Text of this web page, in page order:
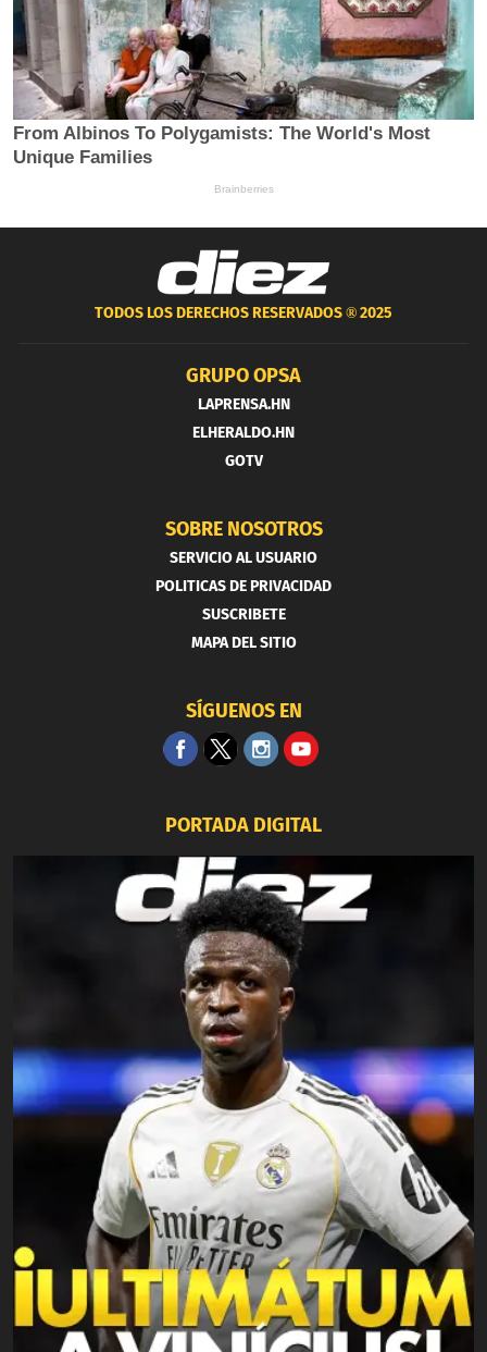
TODOS LOS DERECHOS RESERVADOS ®2025
GRUPO OPSA
LAPRENSA.HN
ELHERALDO.HN
GOTV
SOBRE NOSOTROS
SERVICIO AL USUARIO
POLITICAS DE PRIVACIDAD
SUSCRIBETE
MAPA DEL SITIO
SÍGUENOS EN
PORTADA DIGITAL